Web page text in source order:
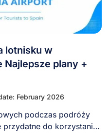
lotnisku w
Najlepsze plany +
February 2026
podczas podróży
do korzystania